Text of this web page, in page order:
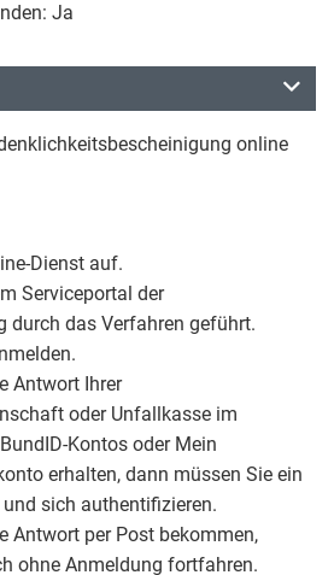
Ja
online
Dienst auf.
Serviceportal der
durch das Verfahren geführt.
Antwort Ihrer
oder Unfallkasse im
Kontos oder Mein
erhalten, dann müssen Sie ein
sich authentifizieren.
Antwort per Post bekommen,
ohne Anmeldung fortfahren.